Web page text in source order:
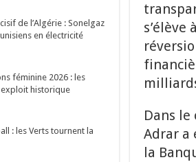
Dans
Adrar a
la
de l’Algérie : Sonelgaz
en électricité
féminine 2026 : les
exploit historique
: les Verts tournent la